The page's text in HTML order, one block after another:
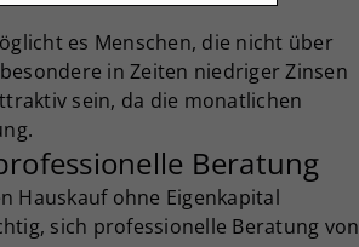
es Menschen, die nicht über
in Zeiten niedriger Zinsen
sein, da die monatlichen
Beratung
Hauskauf ohne Eigenkapital
sich professionelle Beratung von